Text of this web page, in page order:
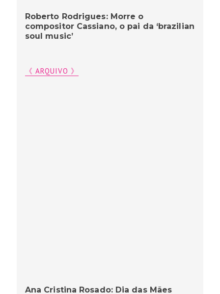
Roberto Rodrigues: Morre o
compositor Cassiano, o pai da ‘brazilian
soul music’
《 ARQUIVO 》
Ana Cristina Rosado: Dia das Mães